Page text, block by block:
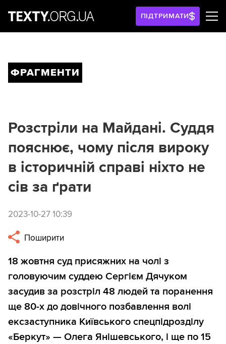
ПІДТРИМАТИ
ФРАГМЕНТИ
Розстріли на Майдані. Суддя
пояснює, чому після вироку
в історичній справі ніхто не
сів за ґрати
2023-10-27 10:39
Поширити
18 жовтня суд присяжних на чолі з
головуючим суддею Сергієм Дячуком
засудив за розстріл 48 людей та поранення
ще 80-х до довічного позбавлення волі
ексзаступника Київського спецпідрозділу
«Беркут» — Олега Янішевського, і ще по 15